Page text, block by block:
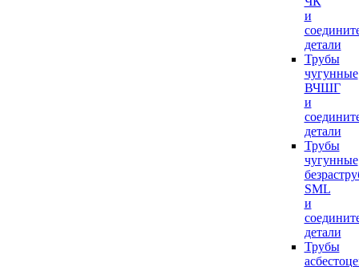
и
детали
Трубы
чугунные
ВЧШГ
и
детали
Трубы
чугунные
SML
и
детали
Трубы